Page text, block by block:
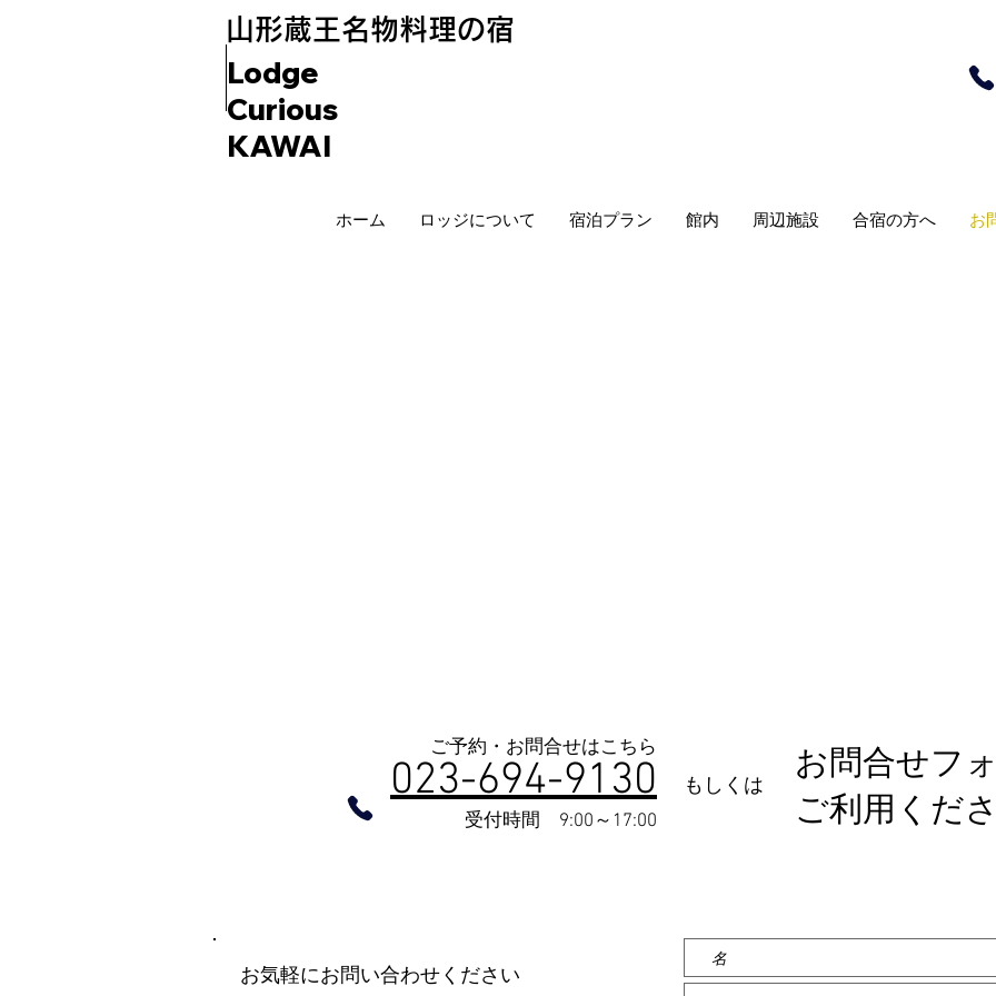
Lodge
Curious
KAWAI
​山形蔵王名物料理の宿
ホーム ロッジについて 宿泊プラン 館内 周辺施設 合宿の方へ お
ご予約・お問合せはこちら​
023-694-9130
​受付時間 9:00～17:00
もしくは
お問合せフ
ご利用くだ
お気軽にお問い合わせください